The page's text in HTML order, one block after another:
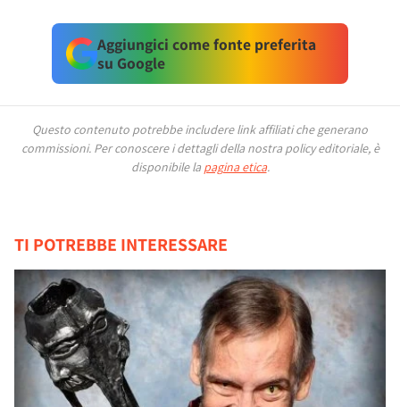
Aggiungici come fonte preferita
su Google
Questo contenuto potrebbe includere link affiliati che generano
commissioni. Per conoscere i dettagli della nostra policy editoriale, è
disponibile la pagina etica.
TI POTREBBE INTERESSARE